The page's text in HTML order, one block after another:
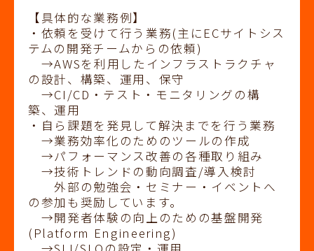
【具体的な業務例】
・依頼を受けて行う業務(主にECサイトシス
テムの開発チームからの依頼)
→AWSを利用したインフラストラクチャ
の設計、構築、運用、保守
→CI/CD・テスト・モニタリングの構
築、運用
・自ら課題を発見して解決までを行う業務
→業務効率化のためのツールの作成
→パフォーマンス改善の各種取り組み
→技術トレンドの動向調査/導入検討
外部の勉強会・セミナー・イベントへ
の参加も奨励しています。
→開発者体験の向上のための基盤開発
(Platform Engineering)